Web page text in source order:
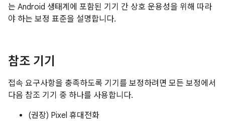
는 Android 생태계에 포함된 기기 간 상호 운용성을 위해 따라
야 하는 보정 표준을 설명합니다.
참조 기기
접속 요구사항을 충족하도록 기기를 보정하려면 모든 보정에서
다음 참조 기기 중 하나를 사용합니다.
(권장) Pixel 휴대전화